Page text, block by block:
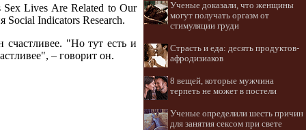
Sex Lives Are Related to Our
Social Indicators Research.
счастливее. "Но тут есть и
– говорит он.
Ученые доказали, что женщины
могут получать оргазм от
стимуляции груди
Страсть и еда: десять продуктов-
афродизиаков
8 вещей, которые мужчина
терпеть не может в постели
Ученые определили шесть причин
для занятия сексом при свете